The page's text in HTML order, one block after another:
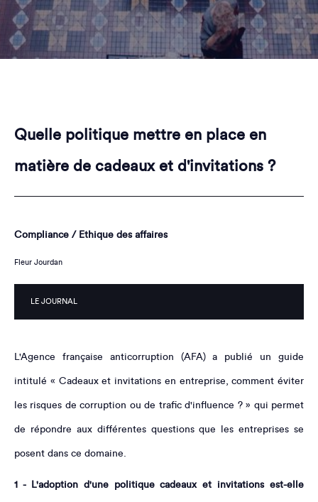
Quelle politique mettre en place en
matière de cadeaux et d'invitations ?
Compliance / Ethique des affaires
Fleur Jourdan
LE JOURNAL
L'Agence française anticorruption (AFA) a publié un guide
intitulé « Cadeaux et invitations en entreprise, comment éviter
les risques de corruption ou de trafic d'influence ? » qui permet
de répondre aux différentes questions que les entreprises se
posent dans ce domaine.
1 - L'adoption d'une politique cadeaux et invitations est-elle